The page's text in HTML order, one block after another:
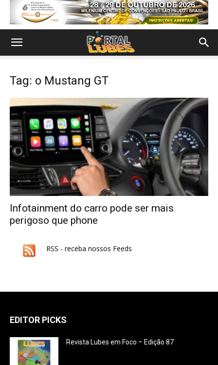
Tag: o Mustang GT
Infotainment do carro pode ser mais
perigoso que phone
RSS - receba nossos Feeds
EDITOR PICKS
Revista Lubes em Foco – Edição 87